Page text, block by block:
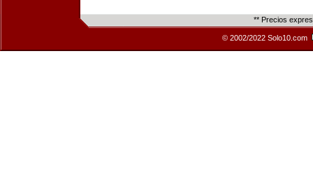
** Precios
© 2002/2022 Solo10.com